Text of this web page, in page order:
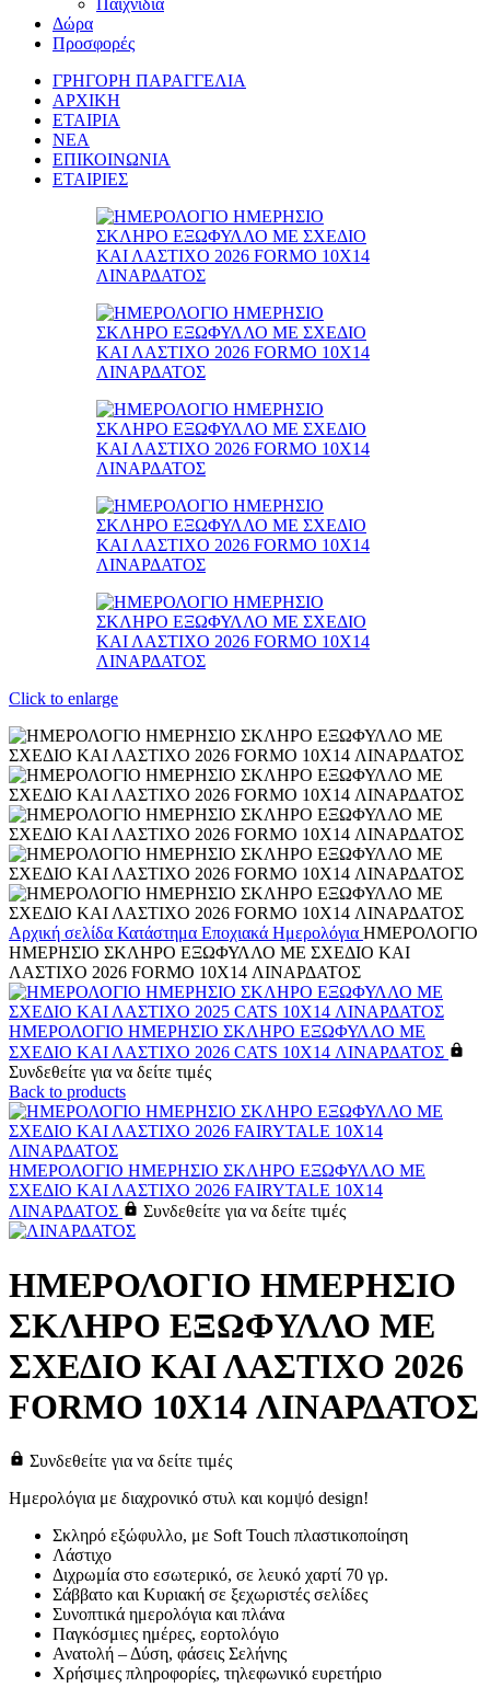
Παιχνίδια
Δώρα
Προσφορές
ΓΡΗΓΟΡΗ ΠΑΡΑΓΓΕΛΙΑ
ΑΡΧΙΚΗ
ΕΤΑΙΡΙΑ
ΝΕΑ
ΕΠΙΚΟΙΝΩΝΙΑ
ΕΤΑΙΡΙΕΣ
Click to enlarge
Αρχική σελίδα Κατάστημα Εποχιακά Ημερολόγια ΗΜΕΡΟΛΟΓΙΟ
ΗΜΕΡΗΣΙΟ ΣΚΛΗΡΟ ΕΞΩΦΥΛΛΟ ΜΕ ΣΧΕΔΙΟ ΚΑΙ
ΛΑΣΤΙΧΟ 2026 FORMO 10X14 ΛΙΝΑΡΔΑΤΟΣ
ΗΜΕΡΟΛΟΓΙΟ ΗΜΕΡΗΣΙΟ ΣΚΛΗΡΟ ΕΞΩΦΥΛΛΟ ΜΕ
ΣΧΕΔΙΟ ΚΑΙ ΛΑΣΤΙΧΟ 2026 CATS 10X14 ΛΙΝΑΡΔΑΤΟΣ
Συνδεθείτε για να δείτε τιμές
Back to products
ΗΜΕΡΟΛΟΓΙΟ ΗΜΕΡΗΣΙΟ ΣΚΛΗΡΟ ΕΞΩΦΥΛΛΟ ΜΕ
ΣΧΕΔΙΟ ΚΑΙ ΛΑΣΤΙΧΟ 2026 FAIRYTALE 10X14
ΛΙΝΑΡΔΑΤΟΣ
Συνδεθείτε για να δείτε τιμές
ΗΜΕΡΟΛΟΓΙΟ ΗΜΕΡΗΣΙΟ
ΣΚΛΗΡΟ ΕΞΩΦΥΛΛΟ ΜΕ
ΣΧΕΔΙΟ ΚΑΙ ΛΑΣΤΙΧΟ 2026
FORMO 10X14 ΛΙΝΑΡΔΑΤΟΣ
Συνδεθείτε για να δείτε τιμές
Ημερολόγια με διαχρονικό στυλ και κομψό design!
Σκληρό εξώφυλλο, με Soft Touch πλαστικοποίηση
Λάστιχο
Διχρωμία στο εσωτερικό, σε λευκό χαρτί 70 γρ.
Σάββατο και Κυριακή σε ξεχωριστές σελίδες
Συνοπτικά ημερολόγια και πλάνα
Παγκόσμιες ημέρες, εορτολόγιο
Ανατολή – Δύση, φάσεις Σελήνης
Χρήσιμες πληροφορίες, τηλεφωνικό ευρετήριο